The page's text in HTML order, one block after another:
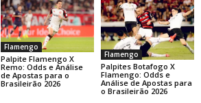
Flamengo
Palpite Flamengo X
Remo: Odds e Análise
de Apostas para o
Brasileirão 2026
Flamengo
Palpites Botafogo X
Flamengo: Odds e
Análise de Apostas para
o Brasileirão 2026